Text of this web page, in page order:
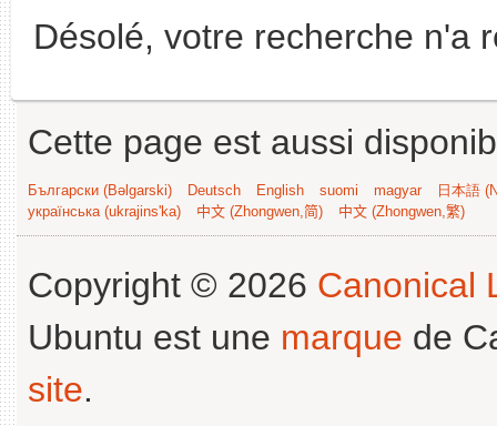
Désolé, votre recherche n'a
Cette page est aussi
Български (Bəlgarski) Deutsch English suomi magyar
日本語
українська (ukrajins'ka)
中文 (Zhongwen,简) 中文 (Zhongwen,繁)
Copyright © 2026 Canonical
Ubuntu est une marque de
site.